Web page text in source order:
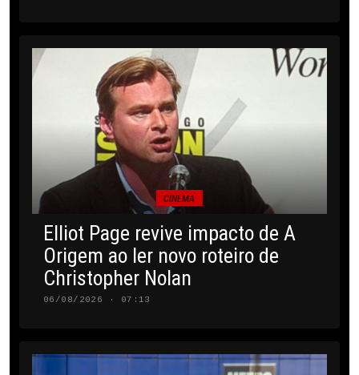
CINEMA
Elliot Page revive impacto de A
Origem ao ler novo roteiro de
Christopher Nolan
06/08/2026 · 07:13